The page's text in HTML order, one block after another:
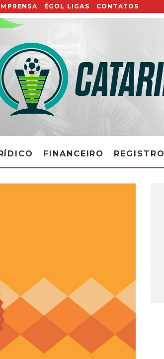
ÉGOL LIGAS CONTATOS
FINANCEIRO REGISTRO